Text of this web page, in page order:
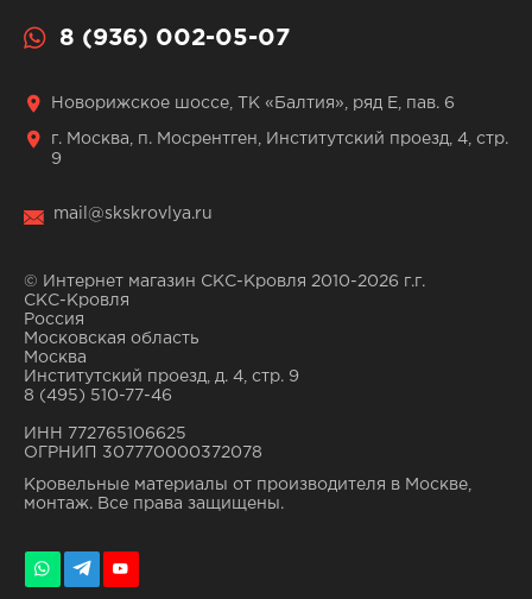
8 (936) 002-05-07
Новорижское шоссе, ТК «Балтия», ряд Е, пав. 6
г. Москва, п. Мосрентген, Институтский проезд, 4, стр.
9
mail@skskrovlya.ru
© Интернет магазин СКС-Кровля 2010-2026 г.г.
СКС-Кровля
Россия
Московская область
Москва
Институтский проезд, д. 4, стр. 9
8 (495) 510-77-46
ИНН 772765106625
ОГРНИП 307770000372078
Кровельные материалы от производителя в Москве,
монтаж. Все права защищены.